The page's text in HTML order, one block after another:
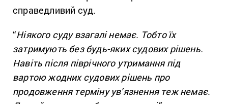
справедливий суд.
“Ніякого суду взагалі немає. Тобто їх
затримують без будь-яких судових рішень.
Навіть після піврічного утримання під
вартою жодних судових рішень про
продовження терміну ув’язнення теж немає.